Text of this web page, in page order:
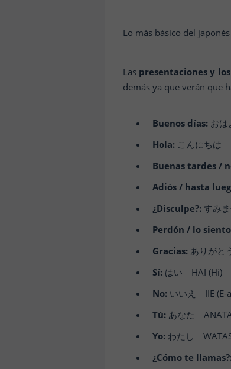
Lo más básico del japonés
Las presentaciones y
demás ya que verán que
Buenos días: おは
Hola: こんにちは
Buenas tardes /
Adiós / hasta
¿Disculpe?: すみ
Perdón / lo
Gracias: ありがと
Sí: はい HAI (Hi)
No: いいえ IIE (E-
Tú: あなた
Yo: わたし
¿Cómo te